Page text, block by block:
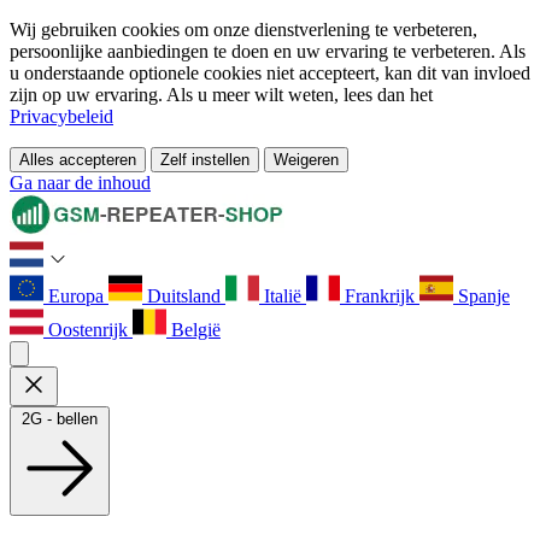
Wij gebruiken cookies om onze dienstverlening te verbeteren,
persoonlijke aanbiedingen te doen en uw ervaring te verbeteren. Als
u onderstaande optionele cookies niet accepteert, kan dit van invloed
zijn op uw ervaring. Als u meer wilt weten, lees dan het
Privacybeleid
Alles accepteren Zelf instellen Weigeren
Ga naar de inhoud
Europa Duitsland Italië Frankrijk
Spanje
Oostenrijk
België
2G - bellen